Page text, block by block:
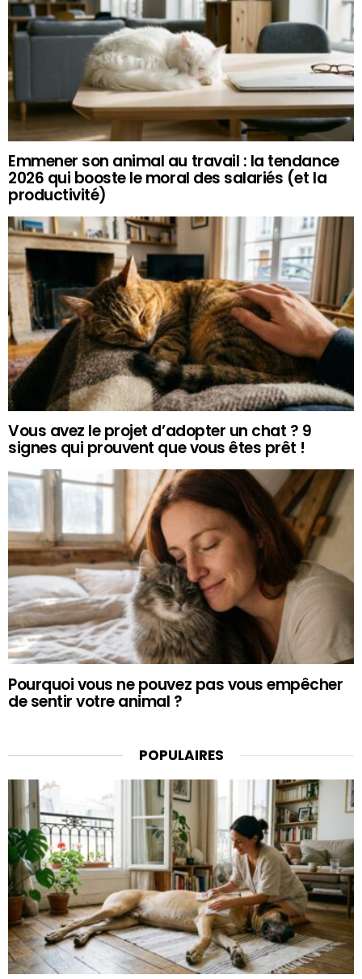
Emmener son animal au travail : la tendance
2026 qui booste le moral des salariés (et la
productivité)
Vous avez le projet d’adopter un chat ? 9
signes qui prouvent que vous êtes prêt !
Pourquoi vous ne pouvez pas vous empêcher
de sentir votre animal ?
POPULAIRES